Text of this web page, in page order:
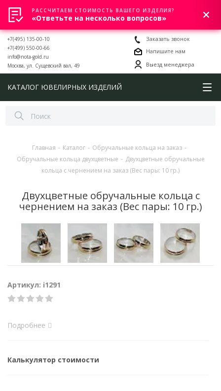
0
+7(495) 135-00-10
+7(499) 550-00-66
info@nota-gold.ru
Москва, ул. Сущевский вал, 49
Заказать звонок
Напишите нам
Выезд менеджера
КАТАЛОГ ЮВЕЛИРНЫХ ИЗДЕЛИЙ
Главная - Каталог - Обручальные кольца на заказ -
Обручальные кольца двухцветные - Двухцветные обручальные
кольца с чернением на заказ (Вес пары: 10 гр.)
Двухцветные обручальные кольца с
чернением на заказ (Вес пары: 10 гр.)
Артикул: i1291
Подробнее
Калькулятор стоимости
РАССЧИТАЕМ СТОИМОСТЬ ВАШЕГО ИЗДЕЛИЯ?
«Ответьте на несколько вопросов»